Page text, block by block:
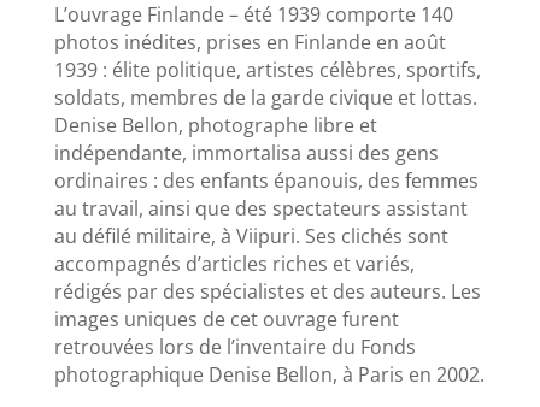
L’ouvrage Finlande – été 1939 comporte 140
photos inédites, prises en Finlande en août
1939 : élite politique, artistes célèbres, sportifs,
soldats, membres de la garde civique et lottas.
Denise Bellon, photographe libre et
indépendante, immortalisa aussi des gens
ordinaires : des enfants épanouis, des femmes
au travail, ainsi que des spectateurs assistant
au défilé militaire, à Viipuri. Ses clichés sont
accompagnés d’articles riches et variés,
rédigés par des spécialistes et des auteurs. Les
images uniques de cet ouvrage furent
retrouvées lors de l’inventaire du Fonds
photographique Denise Bellon, à Paris en 2002.